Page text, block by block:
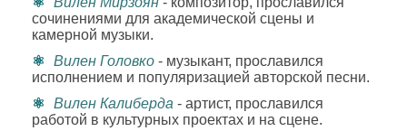
сочинениями для академической сцены и
камерной музыки.
Вилен Головко - музыкант, прославился
исполнением и популяризацией авторской песни.
Вилен Калиберда - артист, прославился
работой в культурных проектах и на сцене.